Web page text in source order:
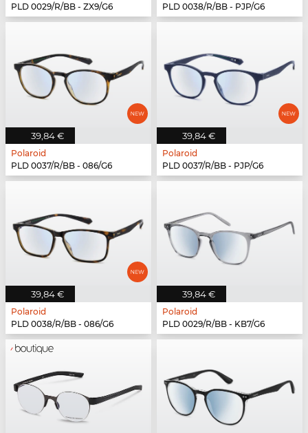
PLD 0029/R/BB - ZX9/G6
PLD 0038/R/BB - PJP/G6
39,84 €
Polaroid
PLD 0037/R/BB - 086/G6
39,84 €
Polaroid
PLD 0037/R/BB - PJP/G6
39,84 €
Polaroid
PLD 0038/R/BB - 086/G6
39,84 €
Polaroid
PLD 0029/R/BB - KB7/G6